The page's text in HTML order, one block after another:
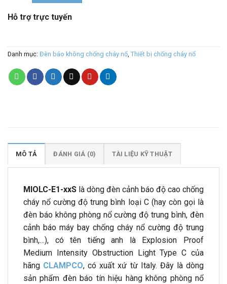
Hỗ trợ trực tuyến
Danh mục: Đèn báo không chống cháy nổ, Thiết bị chống cháy nổ
MÔ TẢ ĐÁNH GIÁ (0) TÀI LIỆU KỸ THUẬT
MIOLC-E1-xxS là dòng đèn cảnh báo độ cao chống
cháy nổ cường độ trung bình loại C (hay còn gọi là
đèn báo không phòng nổ cường độ trung bình, đèn
cảnh báo máy bay chống cháy nổ cường độ trung
bình,…), có tên tiếng anh là Explosion Proof
Medium Intensity Obstruction Light Type C của
hãng CLAMPCO, có xuất xứ từ Italy. Đây là dòng
sản phẩm đèn báo tín hiệu hàng không phòng nổ